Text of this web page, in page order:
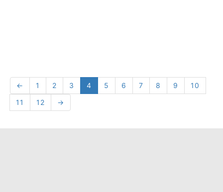
← 1 2 3 4 5 6 7 8 9
10
11
12 →